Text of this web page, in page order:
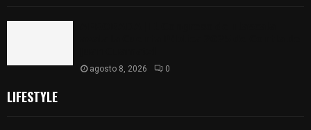
agosto 8, 2026 0
LIFESTYLE